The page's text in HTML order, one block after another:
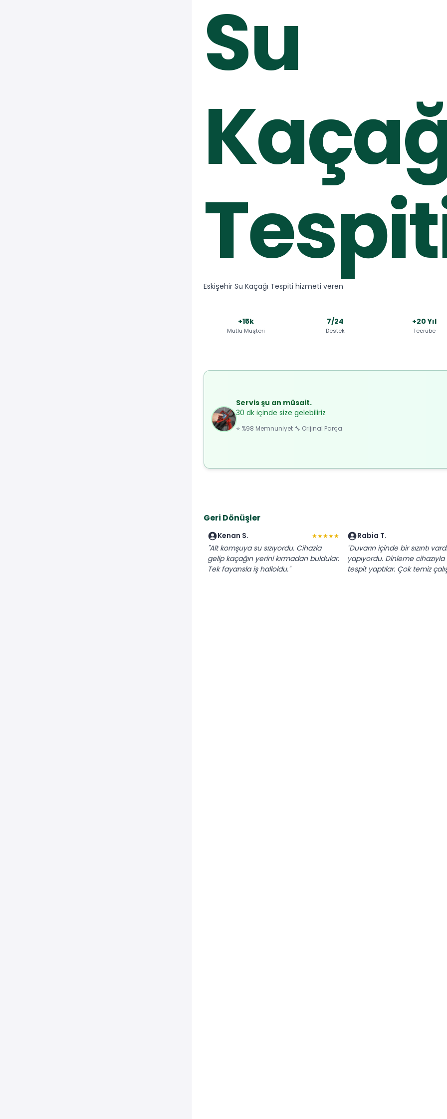
Su
Eskişehir Su Kaçağı Tespiti hizmeti veren
+15k
Mutlu Müşteri
7/24
Destek
+20 Yıl
Tecrübe
Servis şu an müsait.
30 dk içinde size gelebiliriz
⭐ %98 Memnuniyet 🔧 Orijinal Parça
Geri Dönüşler
Kenan S. ★★★★★
"Alt komşuya su sızıyordu. Cihazla
gelip kaçağın yerini kırmadan buldular.
Tek fayansla iş halloldu."
Rabia T.
"Duvarın içinde bir sızıntı
yapıyordu. Dinleme
tespit yaptılar. Çok temiz